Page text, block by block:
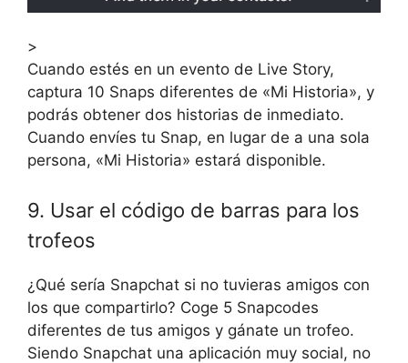
>
Cuando estés en un evento de Live Story,
captura 10 Snaps diferentes de «Mi Historia», y
podrás obtener dos historias de inmediato.
Cuando envíes tu Snap, en lugar de a una sola
persona, «Mi Historia» estará disponible.
9. Usar el código de barras para los
trofeos
¿Qué sería Snapchat si no tuvieras amigos con
los que compartirlo? Coge 5 Snapcodes
diferentes de tus amigos y gánate un trofeo.
Siendo Snapchat una aplicación muy social, no